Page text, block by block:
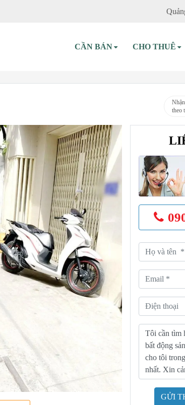
CẦN BÁN CHO THUÊ
theo
GỬI